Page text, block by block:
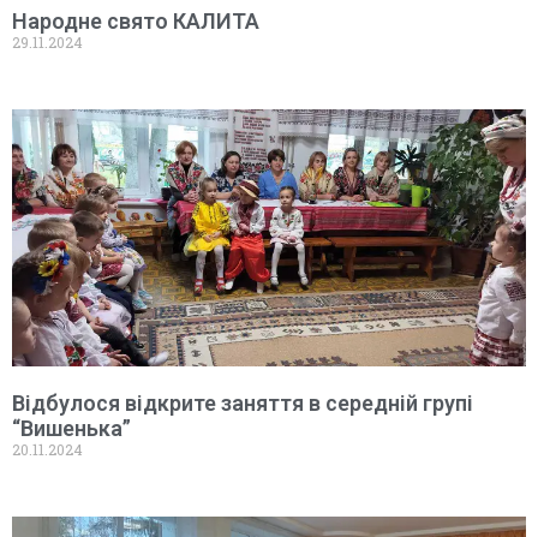
Народне свято КАЛИТА
29.11.2024
Відбулося відкрите заняття в середній групі
“Вишенька”
20.11.2024